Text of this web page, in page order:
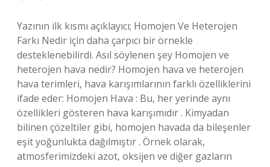
Yazının ilk kısmı açıklayıcı; Homojen Ve Heterojen
Farkı Nedir için daha çarpıcı bir örnekle
desteklenebilirdi. Asıl söylenen şey Homojen ve
heterojen hava nedir? Homojen hava ve heterojen
hava terimleri, hava karışımlarının farklı özelliklerini
ifade eder: Homojen Hava : Bu, her yerinde aynı
özellikleri gösteren hava karışımıdır . Kimyadan
bilinen çözeltiler gibi, homojen havada da bileşenler
eşit yoğunlukta dağılmıştır . Örnek olarak,
atmosferimizdeki azot, oksijen ve diğer gazların